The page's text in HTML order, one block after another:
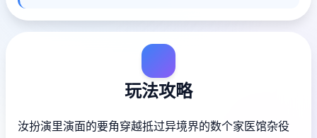
玩法攻略
汝扮演里演面的要角穿越抵过异境界的数个家医馆杂役